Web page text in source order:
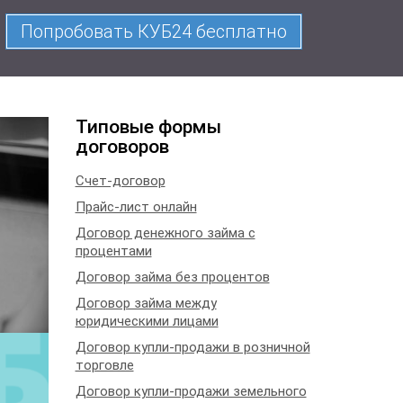
просто.
Попробовать КУБ24 бесплатно
Типовые формы
договоров
Счет-договор
Прайс-лист онлайн
Договор денежного займа с
процентами
Договор займа без процентов
Договор займа между
юридическими лицами
Договор купли-продажи в розничной
торговле
Договор купли-продажи земельного